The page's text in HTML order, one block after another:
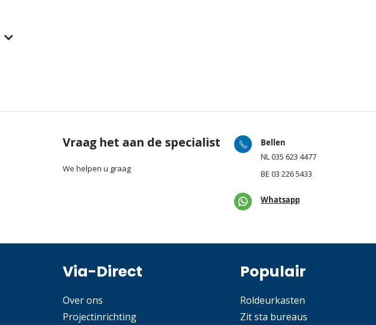
Vraag het aan de specialist
We helpen u graag
Bellen
NL035 623 4477
BE 03 226 5433
Whatsapp
Via-Direct
Over ons
Projectinrichting
Populair
Roldeurkasten
Zit sta bureaus